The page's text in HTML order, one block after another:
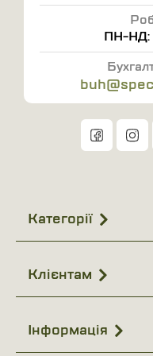
плитоноску під
параметри
для людей з
кріплення
Комфортні
матеріалом
заломів і
плечиках
для кріплення
посиленою
ПН-НД:
Категорії
Клієнтам
Інформація